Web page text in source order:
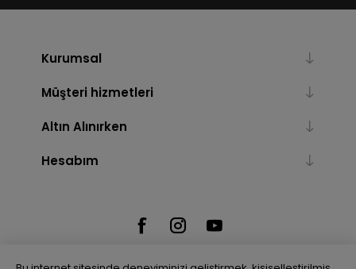
Kurumsal
Müşteri hizmetleri
Altın Alınırken
Hesabım